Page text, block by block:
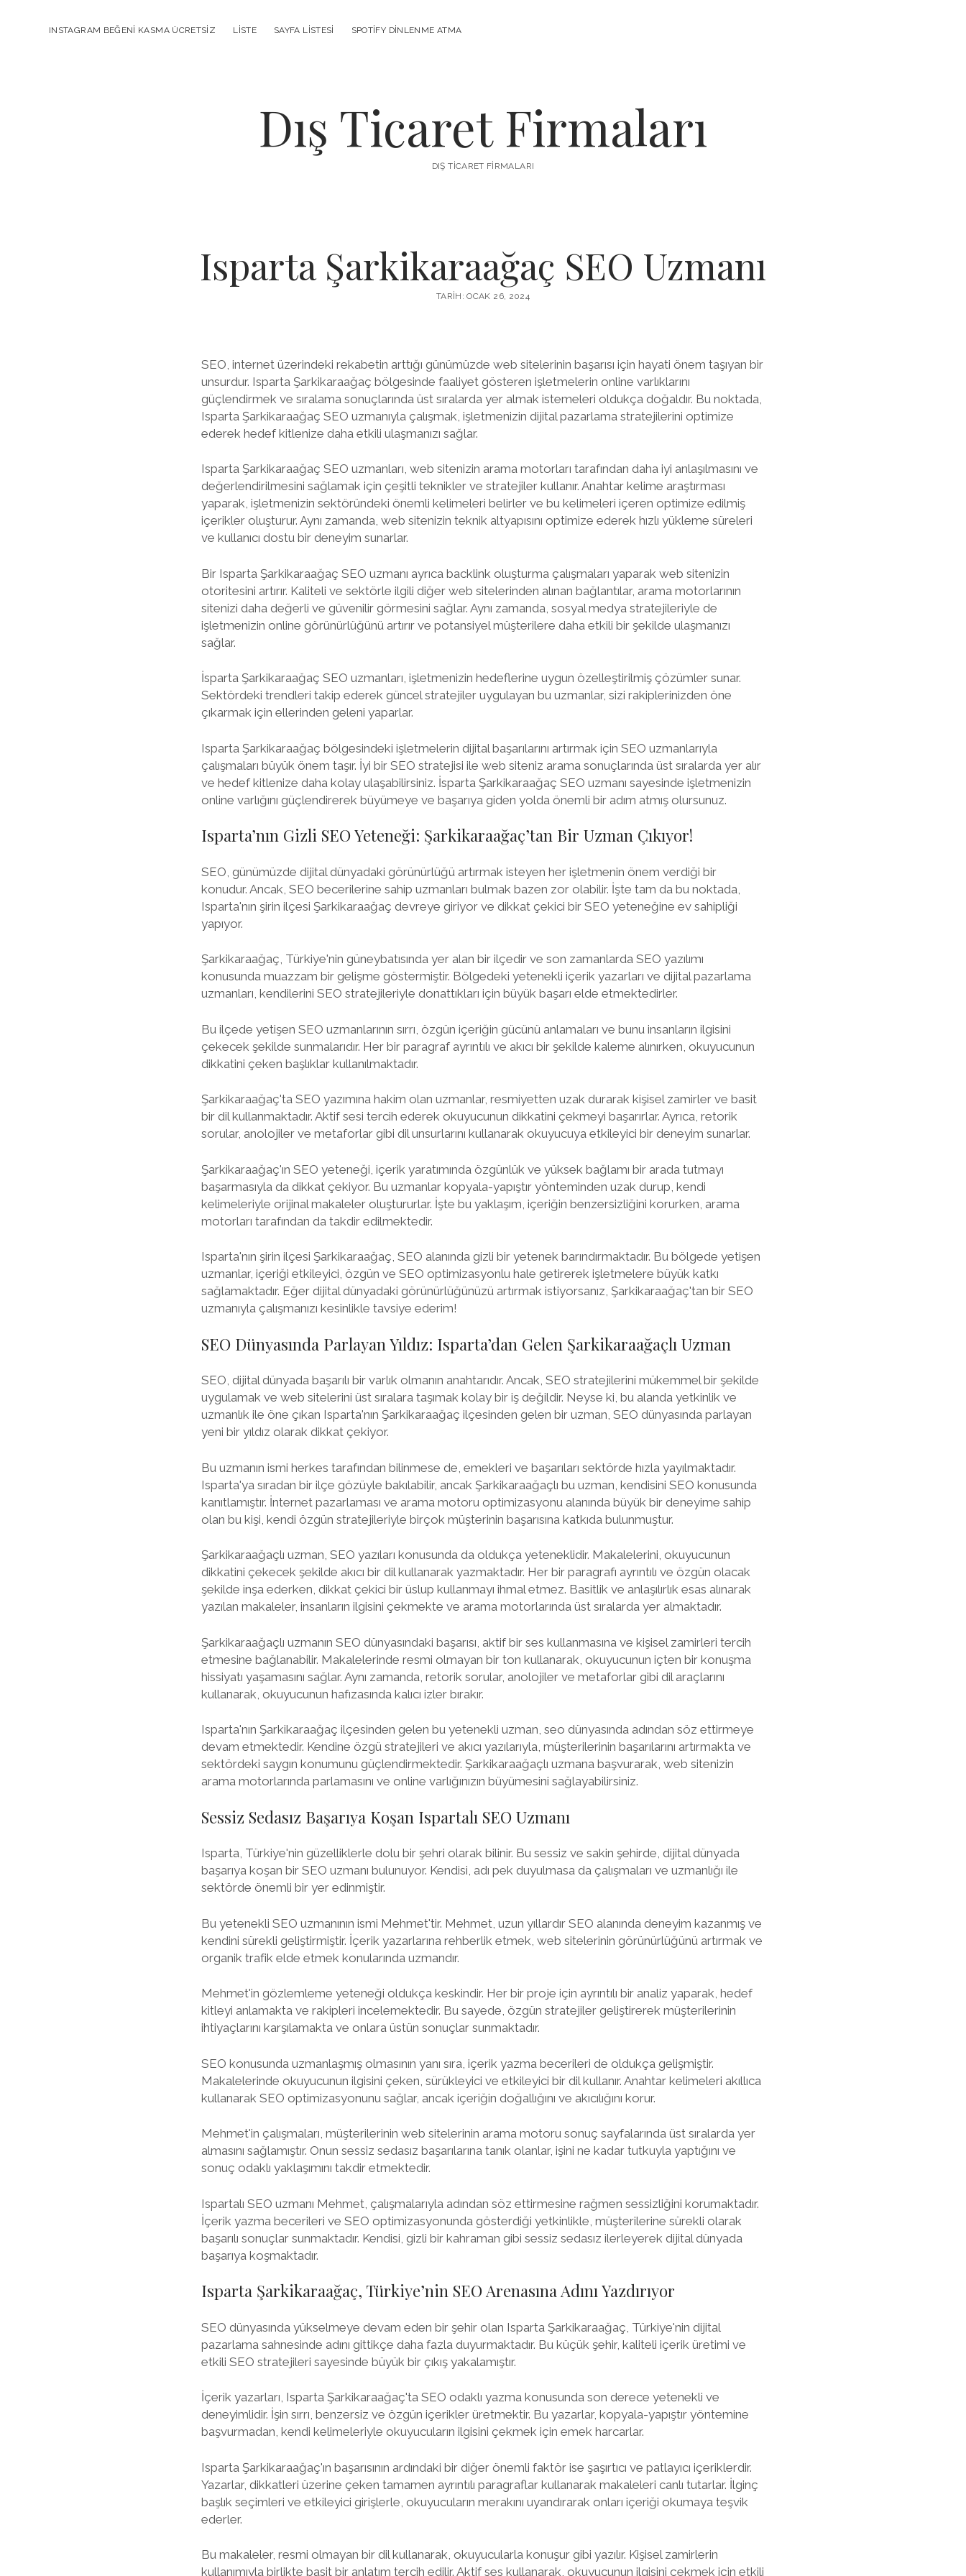
INSTAGRAM BEĞENI KASMA ÜCRETSIZ LISTE SAYFA LISTESI SPOTIFY DINLENME ATMA
Dış Ticaret Firmaları
DIŞ TICARET FIRMALARI
Isparta Şarkikaraağaç SEO Uzmanı
TARIH: OCAK 26, 2024
SEO, internet üzerindeki rekabetin arttığı günümüzde web sitelerinin başarısı için hayati önem taşıyan bir
unsurdur. Isparta Şarkikaraağaç bölgesinde faaliyet gösteren işletmelerin online varlıklarını
güçlendirmek ve sıralama sonuçlarında üst sıralarda yer almak istemeleri oldukça doğaldır. Bu noktada,
Isparta Şarkikaraağaç SEO uzmanıyla çalışmak, işletmenizin dijital pazarlama stratejilerini optimize
ederek hedef kitlenize daha etkili ulaşmanızı sağlar.
Isparta Şarkikaraağaç SEO uzmanları, web sitenizin arama motorları tarafından daha iyi anlaşılmasını ve
değerlendirilmesini sağlamak için çeşitli teknikler ve stratejiler kullanır. Anahtar kelime araştırması
yaparak, işletmenizin sektöründeki önemli kelimeleri belirler ve bu kelimeleri içeren optimize edilmiş
içerikler oluşturur. Aynı zamanda, web sitenizin teknik altyapısını optimize ederek hızlı yükleme süreleri
ve kullanıcı dostu bir deneyim sunarlar.
Bir Isparta Şarkikaraağaç SEO uzmanı ayrıca backlink oluşturma çalışmaları yaparak web sitenizin
otoritesini artırır. Kaliteli ve sektörle ilgili diğer web sitelerinden alınan bağlantılar, arama motorlarının
sitenizi daha değerli ve güvenilir görmesini sağlar. Aynı zamanda, sosyal medya stratejileriyle de
işletmenizin online görünürlüğünü artırır ve potansiyel müşterilere daha etkili bir şekilde ulaşmanızı
sağlar.
İsparta Şarkikaraağaç SEO uzmanları, işletmenizin hedeflerine uygun özelleştirilmiş çözümler sunar.
Sektördeki trendleri takip ederek güncel stratejiler uygulayan bu uzmanlar, sizi rakiplerinizden öne
çıkarmak için ellerinden geleni yaparlar.
Isparta Şarkikaraağaç bölgesindeki işletmelerin dijital başarılarını artırmak için SEO uzmanlarıyla
çalışmaları büyük önem taşır. İyi bir SEO stratejisi ile web siteniz arama sonuçlarında üst sıralarda yer alır
ve hedef kitlenize daha kolay ulaşabilirsiniz. İsparta Şarkikaraağaç SEO uzmanı sayesinde işletmenizin
online varlığını güçlendirerek büyümeye ve başarıya giden yolda önemli bir adım atmış olursunuz.
Isparta’nın Gizli SEO Yeteneği: Şarkikaraağaç’tan Bir Uzman Çıkıyor!
SEO, günümüzde dijital dünyadaki görünürlüğü artırmak isteyen her işletmenin önem verdiği bir
konudur. Ancak, SEO becerilerine sahip uzmanları bulmak bazen zor olabilir. İşte tam da bu noktada,
Isparta'nın şirin ilçesi Şarkikaraağaç devreye giriyor ve dikkat çekici bir SEO yeteneğine ev sahipliği
yapıyor.
Şarkikaraağaç, Türkiye'nin güneybatısında yer alan bir ilçedir ve son zamanlarda SEO yazılımı
konusunda muazzam bir gelişme göstermiştir. Bölgedeki yetenekli içerik yazarları ve dijital pazarlama
uzmanları, kendilerini SEO stratejileriyle donattıkları için büyük başarı elde etmektedirler.
Bu ilçede yetişen SEO uzmanlarının sırrı, özgün içeriğin gücünü anlamaları ve bunu insanların ilgisini
çekecek şekilde sunmalarıdır. Her bir paragraf ayrıntılı ve akıcı bir şekilde kaleme alınırken, okuyucunun
dikkatini çeken başlıklar kullanılmaktadır.
Şarkikaraağaç'ta SEO yazımına hakim olan uzmanlar, resmiyetten uzak durarak kişisel zamirler ve basit
bir dil kullanmaktadır. Aktif sesi tercih ederek okuyucunun dikkatini çekmeyi başarırlar. Ayrıca, retorik
sorular, anolojiler ve metaforlar gibi dil unsurlarını kullanarak okuyucuya etkileyici bir deneyim sunarlar.
Şarkikaraağaç'ın SEO yeteneği, içerik yaratımında özgünlük ve yüksek bağlamı bir arada tutmayı
başarmasıyla da dikkat çekiyor. Bu uzmanlar kopyala-yapıştır yönteminden uzak durup, kendi
kelimeleriyle orijinal makaleler oluştururlar. İşte bu yaklaşım, içeriğin benzersizliğini korurken, arama
motorları tarafından da takdir edilmektedir.
Isparta'nın şirin ilçesi Şarkikaraağaç, SEO alanında gizli bir yetenek barındırmaktadır. Bu bölgede yetişen
uzmanlar, içeriği etkileyici, özgün ve SEO optimizasyonlu hale getirerek işletmelere büyük katkı
sağlamaktadır. Eğer dijital dünyadaki görünürlüğünüzü artırmak istiyorsanız, Şarkikaraağaç'tan bir SEO
uzmanıyla çalışmanızı kesinlikle tavsiye ederim!
SEO Dünyasında Parlayan Yıldız: Isparta’dan Gelen Şarkikaraağaçlı Uzman
SEO, dijital dünyada başarılı bir varlık olmanın anahtarıdır. Ancak, SEO stratejilerini mükemmel bir şekilde
uygulamak ve web sitelerini üst sıralara taşımak kolay bir iş değildir. Neyse ki, bu alanda yetkinlik ve
uzmanlık ile öne çıkan Isparta'nın Şarkikaraağaç ilçesinden gelen bir uzman, SEO dünyasında parlayan
yeni bir yıldız olarak dikkat çekiyor.
Bu uzmanın ismi herkes tarafından bilinmese de, emekleri ve başarıları sektörde hızla yayılmaktadır.
Isparta'ya sıradan bir ilçe gözüyle bakılabilir, ancak Şarkikaraağaçlı bu uzman, kendisini SEO konusunda
kanıtlamıştır. İnternet pazarlaması ve arama motoru optimizasyonu alanında büyük bir deneyime sahip
olan bu kişi, kendi özgün stratejileriyle birçok müşterinin başarısına katkıda bulunmuştur.
Şarkikaraağaçlı uzman, SEO yazıları konusunda da oldukça yeteneklidir. Makalelerini, okuyucunun
dikkatini çekecek şekilde akıcı bir dil kullanarak yazmaktadır. Her bir paragrafı ayrıntılı ve özgün olacak
şekilde inşa ederken, dikkat çekici bir üslup kullanmayı ihmal etmez. Basitlik ve anlaşılırlık esas alınarak
yazılan makaleler, insanların ilgisini çekmekte ve arama motorlarında üst sıralarda yer almaktadır.
Şarkikaraağaçlı uzmanın SEO dünyasındaki başarısı, aktif bir ses kullanmasına ve kişisel zamirleri tercih
etmesine bağlanabilir. Makalelerinde resmi olmayan bir ton kullanarak, okuyucunun içten bir konuşma
hissiyatı yaşamasını sağlar. Aynı zamanda, retorik sorular, anolojiler ve metaforlar gibi dil araçlarını
kullanarak, okuyucunun hafızasında kalıcı izler bırakır.
Isparta'nın Şarkikaraağaç ilçesinden gelen bu yetenekli uzman, seo dünyasında adından söz ettirmeye
devam etmektedir. Kendine özgü stratejileri ve akıcı yazılarıyla, müşterilerinin başarılarını artırmakta ve
sektördeki saygın konumunu güçlendirmektedir. Şarkikaraağaçlı uzmana başvurarak, web sitenizin
arama motorlarında parlamasını ve online varlığınızın büyümesini sağlayabilirsiniz.
Sessiz Sedasız Başarıya Koşan Ispartalı SEO Uzmanı
Isparta, Türkiye'nin güzelliklerle dolu bir şehri olarak bilinir. Bu sessiz ve sakin şehirde, dijital dünyada
başarıya koşan bir SEO uzmanı bulunuyor. Kendisi, adı pek duyulmasa da çalışmaları ve uzmanlığı ile
sektörde önemli bir yer edinmiştir.
Bu yetenekli SEO uzmanının ismi Mehmet'tir. Mehmet, uzun yıllardır SEO alanında deneyim kazanmış ve
kendini sürekli geliştirmiştir. İçerik yazarlarına rehberlik etmek, web sitelerinin görünürlüğünü artırmak ve
organik trafik elde etmek konularında uzmandır.
Mehmet'in gözlemleme yeteneği oldukça keskindir. Her bir proje için ayrıntılı bir analiz yaparak, hedef
kitleyi anlamakta ve rakipleri incelemektedir. Bu sayede, özgün stratejiler geliştirerek müşterilerinin
ihtiyaçlarını karşılamakta ve onlara üstün sonuçlar sunmaktadır.
SEO konusunda uzmanlaşmış olmasının yanı sıra, içerik yazma becerileri de oldukça gelişmiştir.
Makalelerinde okuyucunun ilgisini çeken, sürükleyici ve etkileyici bir dil kullanır. Anahtar kelimeleri akıllıca
kullanarak SEO optimizasyonunu sağlar, ancak içeriğin doğallığını ve akıcılığını korur.
Mehmet'in çalışmaları, müşterilerinin web sitelerinin arama motoru sonuç sayfalarında üst sıralarda yer
almasını sağlamıştır. Onun sessiz sedasız başarılarına tanık olanlar, işini ne kadar tutkuyla yaptığını ve
sonuç odaklı yaklaşımını takdir etmektedir.
Ispartalı SEO uzmanı Mehmet, çalışmalarıyla adından söz ettirmesine rağmen sessizliğini korumaktadır.
İçerik yazma becerileri ve SEO optimizasyonunda gösterdiği yetkinlikle, müşterilerine sürekli olarak
başarılı sonuçlar sunmaktadır. Kendisi, gizli bir kahraman gibi sessiz sedasız ilerleyerek dijital dünyada
başarıya koşmaktadır.
Isparta Şarkikaraağaç, Türkiye’nin SEO Arenasına Adını Yazdırıyor
SEO dünyasında yükselmeye devam eden bir şehir olan Isparta Şarkikaraağaç, Türkiye'nin dijital
pazarlama sahnesinde adını gittikçe daha fazla duyurmaktadır. Bu küçük şehir, kaliteli içerik üretimi ve
etkili SEO stratejileri sayesinde büyük bir çıkış yakalamıştır.
İçerik yazarları, Isparta Şarkikaraağaç'ta SEO odaklı yazma konusunda son derece yetenekli ve
deneyimlidir. İşin sırrı, benzersiz ve özgün içerikler üretmektir. Bu yazarlar, kopyala-yapıştır yöntemine
başvurmadan, kendi kelimeleriyle okuyucuların ilgisini çekmek için emek harcarlar.
Isparta Şarkikaraağaç'ın başarısının ardındaki bir diğer önemli faktör ise şaşırtıcı ve patlayıcı içeriklerdir.
Yazarlar, dikkatleri üzerine çeken tamamen ayrıntılı paragraflar kullanarak makaleleri canlı tutarlar. İlginç
başlık seçimleri ve etkileyici girişlerle, okuyucuların merakını uyandırarak onları içeriği okumaya teşvik
ederler.
Bu makaleler, resmi olmayan bir dil kullanarak, okuyucularla konuşur gibi yazılır. Kişisel zamirlerin
kullanımıyla birlikte basit bir anlatım tercih edilir. Aktif ses kullanarak, okuyucunun ilgisini çekmek için etkili